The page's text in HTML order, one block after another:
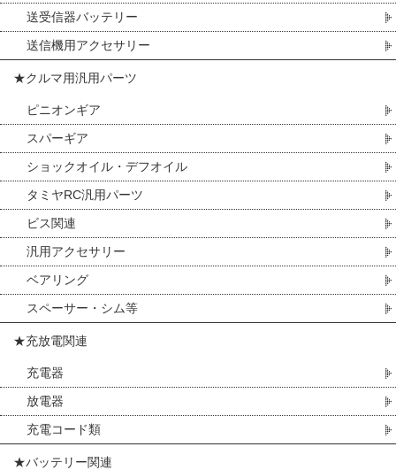
送受信器バッテリー
送信機用アクセサリー
★クルマ用汎用パーツ
ピニオンギア
スパーギア
ショックオイル・デフオイル
タミヤRC汎用パーツ
ビス関連
汎用アクセサリー
ベアリング
スペーサー・シム等
★充放電関連
充電器
放電器
充電コード類
★バッテリー関連